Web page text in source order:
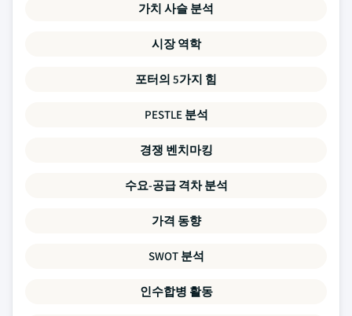
가치 사슬 분석
시장 역학
포터의 5가지 힘
PESTLE 분석
경쟁 벤치마킹
수요-공급 격차 분석
가격 동향
SWOT 분석
인수합병 활동